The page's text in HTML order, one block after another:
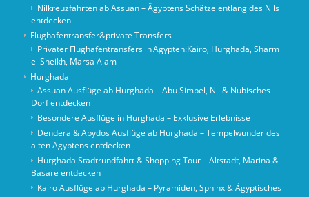
Nilkreuzfahrten ab Assuan – Ägyptens Schätze entlang des Nils
entdecken
Flughafentransfer&private Transfers
Privater Flughafentransfers in Ägypten:Kairo, Hurghada, Sharm
el Sheikh, Marsa Alam
Hurghada
Assuan Ausflüge ab Hurghada – Abu Simbel, Nil & Nubisches
Dorf entdecken
Besondere Ausflüge in Hurghada – Exklusive Erlebnisse
Dendera & Abydos Ausflüge ab Hurghada – Tempelwunder des
alten Ägyptens entdecken
Hurghada Stadtrundfahrt & Shopping Tour – Altstadt, Marina &
Basare entdecken
Kairo Ausflüge ab Hurghada – Pyramiden, Sphinx & Ägyptisches